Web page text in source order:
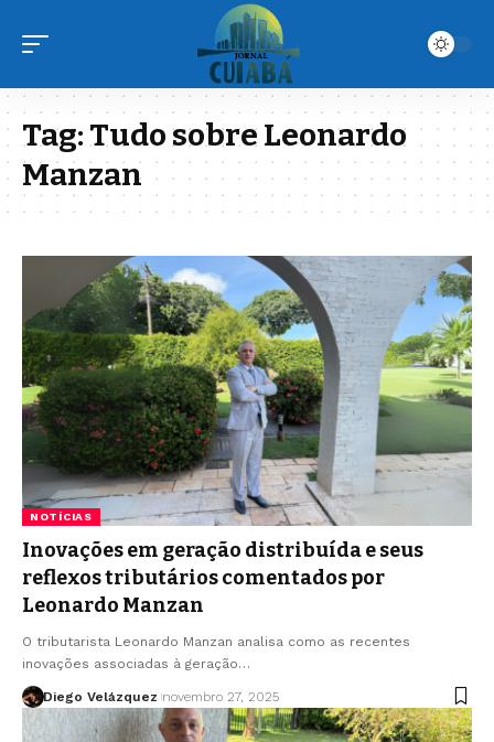
Tag:Tudo sobre Leonardo
Manzan
NOTÍCIAS
Inovações em geração distribuída e seus
reflexos tributários comentados por
Leonardo Manzan
O tributarista Leonardo Manzan analisa como as recentes
inovações associadas à geração…
Diego Velázquez novembro 27, 2025